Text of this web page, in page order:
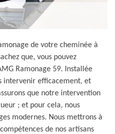
de votre cheminée à
que, vous pouvez
Ramonage 59. Installée
intervenir efficacement, et
que notre intervention
; et pour cela, nous
modernes. Nous mettrons à
de nos artisans